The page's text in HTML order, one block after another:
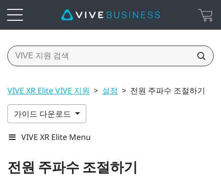
VIVE XR Elite VIVE 지원 > 설정 > 전원 주파수 조절하기
가이드 다운로드
VIVE XR Elite Menu
전원 주파수 조절하기